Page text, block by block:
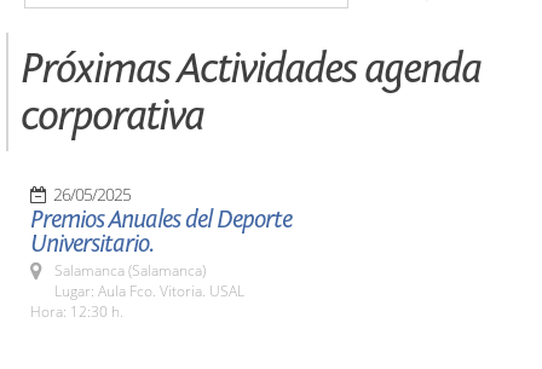
Próximas Actividades agenda
corporativa
26/05/2025
Premios Anuales del Deporte
Universitario.
Salamanca (Salamanca)
Lugar: Aula Fco. Vitoria. USAL
Hora: 12:30 h.